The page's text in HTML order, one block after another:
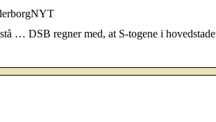
… DSB regner med, at S-togene i